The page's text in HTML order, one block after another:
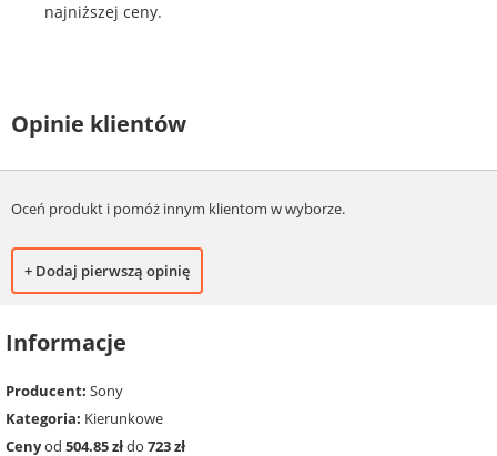
najniższej ceny.
Opinie klientów
Oceń produkt i pomóż innym klientom w wyborze.
+ Dodaj pierwszą opinię
Informacje
Producent: Sony
Kategoria: Kierunkowe
Cenyod 504.85 złdo 723 zł